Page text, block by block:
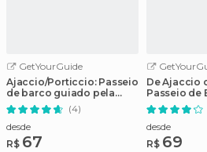
GetYourGuide
Ajaccio/Porticcio: Passeio
de barco guiado pela
reserva natural de
Scandola
(4)
desde
R$ 67
De Ajaccio
Passeio de
Bonifácio 1
desde
R$ 69